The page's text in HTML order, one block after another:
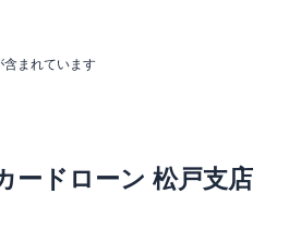
含まれています
ードローン 松戸支店